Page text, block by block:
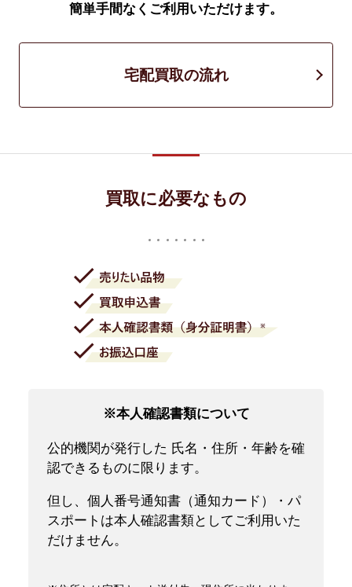
簡単手間なくご利用いただけます。
宅配買取の流れ
買取に必要なもの
※本人確認書類について
公的機関が発行した 氏名・住所・年齢を確
認できるものに限ります。
但し、個人番号通知書（通知カード）・パ
スポートは本人確認書類としてご利用いた
だけません。